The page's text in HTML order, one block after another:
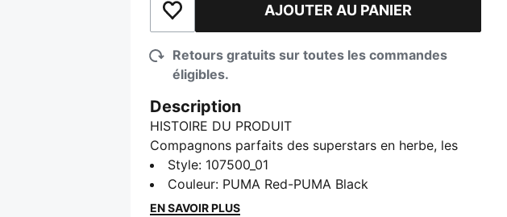
Ajouter à la liste de souhaits
AJOUTER AU PANIER
Retours gratuits sur toutes les commandes
éligibles.
Description
HISTOIRE DU PRODUIT
Compagnons parfaits des superstars en herbe, les
chaussures de soccer à crampons TACTO II sont
inspirés du jeu de Christian Pulisic et sont dotés d’une
doublure douce avec des tiges en maille souple pour
Style: 107500_01
Couleur: PUMA Red-PUMA Black
EN SAVOIR PLUS